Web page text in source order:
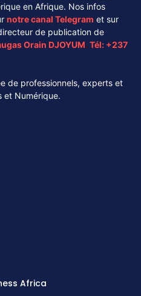
en Afrique. Nos infos
notre canal Telegram et sur
de publication de
Orain DJOYUM. Tél: +237
de professionnels, experts et
et Numérique.
Africa